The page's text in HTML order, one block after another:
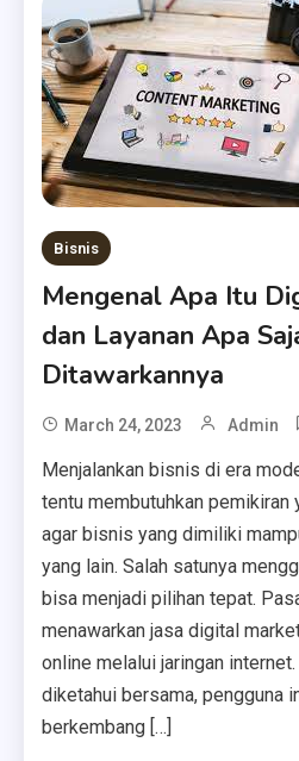
Bisnis
Mengenal Apa Itu
dan Layanan Apa
Ditawarkannya
March 24, 2023 Admin
Menjalankan bisnis di era
tentu membutuhkan
agar bisnis yang dimiliki
yang lain. Salah satunya
bisa menjadi pilihan tepat.
menawarkan jasa digital
online melalui jaringan
diketahui bersama, pengguna
berkembang […]